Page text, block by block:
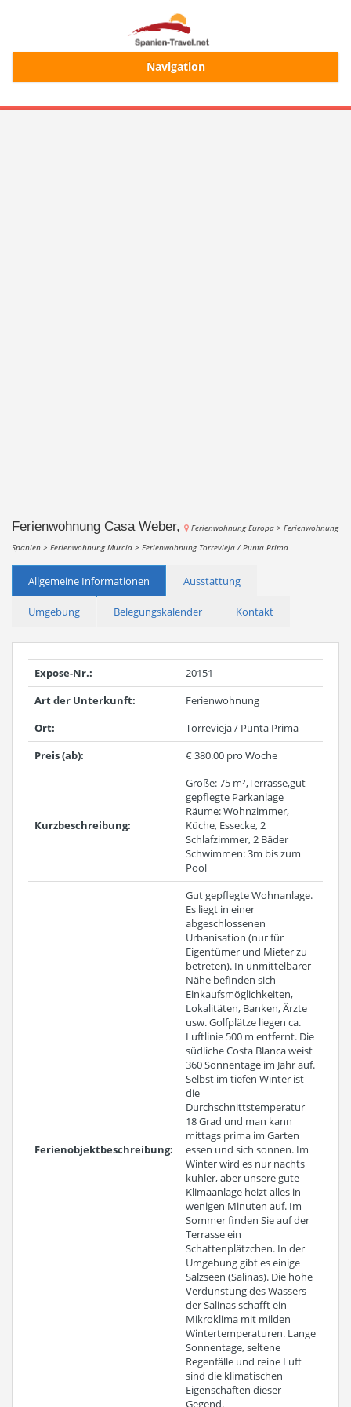
Navigation
Start
Ferienwohnung Casa Weber, Ferienwohnung Europa > Ferienwohnung
Spanien > Ferienwohnung Murcia > Ferienwohnung Torrevieja / Punta Prima
Allgemeine Informationen Ausstattung
Umgebung Belegungskalender Kontakt
Expose-Nr.:
20151
Art der Unterkunft:
Ferienwohnung
Ort:
Torrevieja / Punta Prima
Preis (ab):
€ 380.00 pro Woche
Kurzbeschreibung:
Größe: 75 m²,Terrasse,gut
gepflegte Parkanlage
Räume: Wohnzimmer,
Küche, Essecke, 2
Schlafzimmer, 2 Bäder
Schwimmen: 3m bis zum
Pool
Ferienobjektbeschreibung:
Gut gepflegte Wohnanlage.
Es liegt in einer
abgeschlossenen
Urbanisation (nur für
Eigentümer und Mieter zu
betreten). In unmittelbarer
Nähe befinden sich
Einkaufsmöglichkeiten,
Lokalitäten, Banken, Ärzte
usw. Golfplätze liegen ca.
Luftlinie 500 m entfernt. Die
südliche Costa Blanca weist
360 Sonnentage im Jahr auf.
Selbst im tiefen Winter ist
die
Durchschnittstemperatur
18 Grad und man kann
mittags prima im Garten
essen und sich sonnen. Im
Winter wird es nur nachts
kühler, aber unsere gute
Klimaanlage heizt alles in
wenigen Minuten auf. Im
Sommer finden Sie auf der
Terrasse ein
Schattenplätzchen. In der
Umgebung gibt es einige
Salzseen (Salinas). Die hohe
Verdunstung des Wassers
der Salinas schafft ein
Mikroklima mit milden
Wintertemperaturen. Lange
Sonnentage, seltene
Regenfälle und reine Luft
sind die klimatischen
Eigenschaften dieser
Gegend.